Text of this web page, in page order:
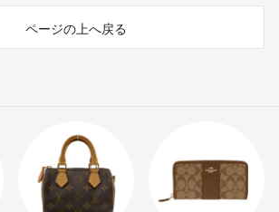
ページの上へ戻る